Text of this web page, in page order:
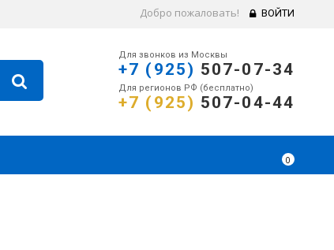
Добро пожаловать! ВОЙТИ
Для звонков из Москвы
+7 (925) 507-07-34
Для регионов РФ (бесплатно)
+7 (925) 507-04-44
0